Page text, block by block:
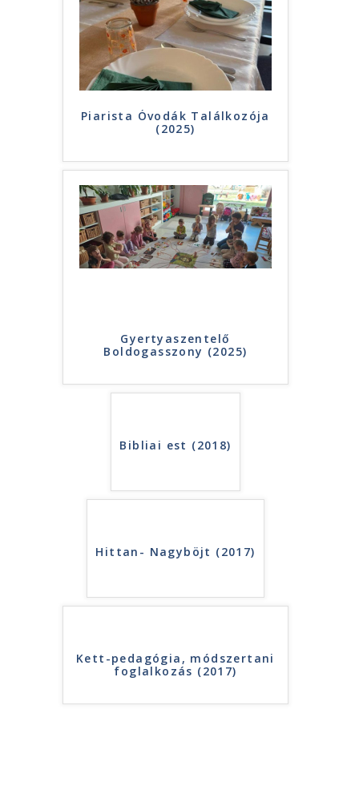
Piarista Óvodák Találkozója
(2025)
Gyertyaszentelő
Boldogasszony (2025)
Bibliai est (2018)
Hittan- Nagyböjt (2017)
Kett-pedagógia, módszertani
foglalkozás (2017)